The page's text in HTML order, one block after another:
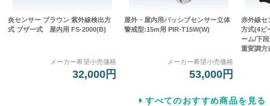
炎センサー ブラウン 紫外線検出方
式 ブザー式 屋内用 FS-2000(B)
メーカー希望小売価格
32,000円
屋外・屋内用パッシブセンサー立体
警戒型:15m用 PIR-T15W(W)
メーカー希望小売価格
53,000円
赤外線セ
方式(4ビ
ーム/下
重変調方
すべてのおすすめ商品を見る